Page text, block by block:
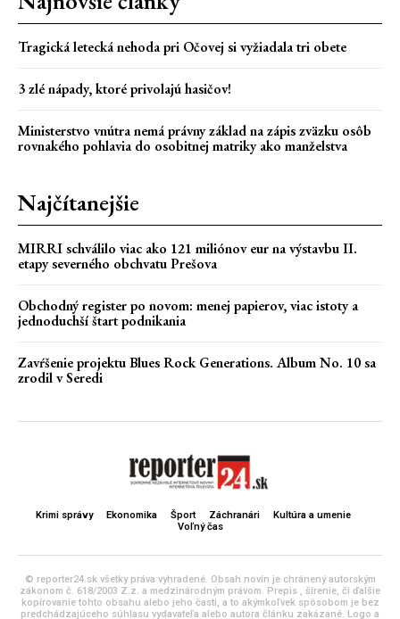
Tragická letecká nehoda pri Očovej si vyžiadala tri obete
3 zlé nápady, ktoré privolajú hasičov!
Ministerstvo vnútra nemá právny základ na zápis zväzku osôb
rovnakého pohlavia do osobitnej matriky ako manželstva
Najčítanejšie
MIRRI schválilo viac ako 121 miliónov eur na výstavbu II.
etapy severného obchvatu Prešova
Obchodný register po novom: menej papierov, viac istoty a
jednoduchší štart podnikania
Zavŕšenie projektu Blues Rock Generations. Album No. 10 sa
zrodil v Seredi
Krimi správy Ekonomika Šport Záchranári
Kultúra a umenie
Voľný čas
© reporter24.sk všetky práva vyhradené. Obsah novín je chránený autorským
zákonom č. 618/2003 Z.z. a medzinárodným právom. Prepis , šírenie, či ďalšie
kopírovanie tohto obsahu alebo jeho časti, a to akýmkoľvek spôsobom je bez
predchádzajúceho súhlasu vydavateľa alebo autora článku zakázané. Logo a